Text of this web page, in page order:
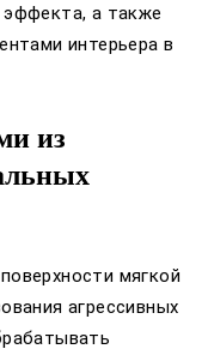
эффекта, а также
интерьера в
из
мягкой
агрессивных